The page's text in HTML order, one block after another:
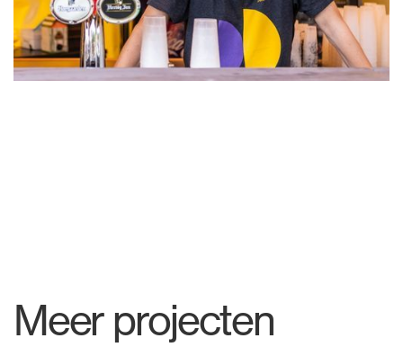
Meer projecten